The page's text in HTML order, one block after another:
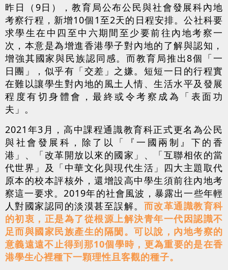
昨日（9日），教育局公布公民與社會發展科內地
考察行程，新增10個1至2天的日程安排。公社科要
求學生在中四至中六期間至少要前往內地考察一
次，本意是為增進香港學子對內地的了解與認知，
增強其國家與民族認同感。而教育局推出8個「一
日團」，似乎有「交差」之嫌。短短一日的行程實
在難以讓學生對內地的風土人情、生活水平及發展
程度有切身體會，最終或令考察成為「表面功
夫」。
2021年3月，高中課程通識教育科正式更名為公民
與社會發展科，除了以「『一國兩制』下的香
港」、「改革開放以來的國家」、「互聯相依的當
代世界」及「中華文化與現代生活」四大主題取代
原本的校本評核外，還增設高中學生須前往內地考
察這一要求。2019年的社會風波，暴露出一些年輕
人對國家認同的淡漠甚至誤解。 而改革通識教育科
的初衷，正是為了從根源上解決青年一代因認識不
足而與國家民族產生的隔閡。可以說，內地考察的
意義遠遠不止得到那10個學時，更為重要的是在香
港學生心裡種下一顆理性且客觀的種子。